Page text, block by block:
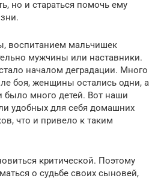
но и стараться помочь ему
воспитанием мальчишек
мужчины или наставники.
началом деградации. Много
боя, женщины остались одни, а
было много детей. Вот наши
удобных для себя домашних
что и привело к таким
критической. Поэтому
о судьбе своих сыновей,